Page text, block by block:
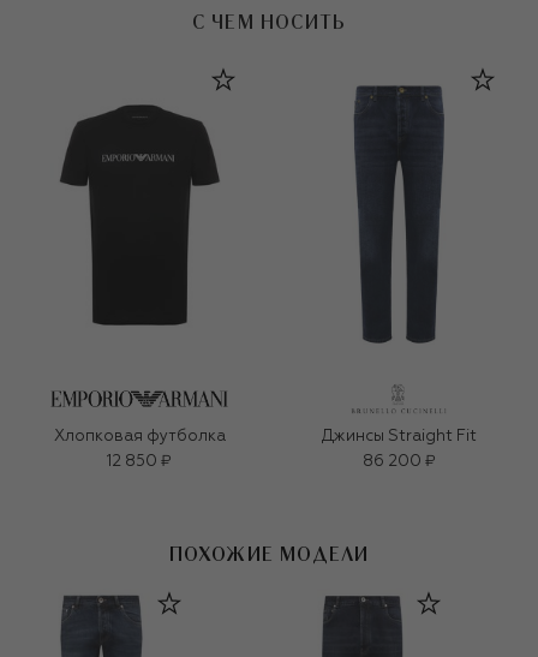
С ЧЕМ НОСИТЬ
Хлопковая футболка
12 850 ₽
Джинсы Straight Fit
86 200 ₽
ПОХОЖИЕ МОДЕЛИ